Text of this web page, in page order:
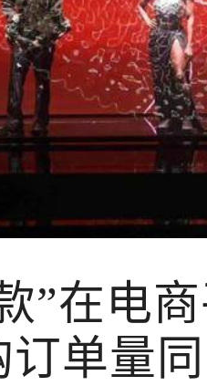
”在电
单量